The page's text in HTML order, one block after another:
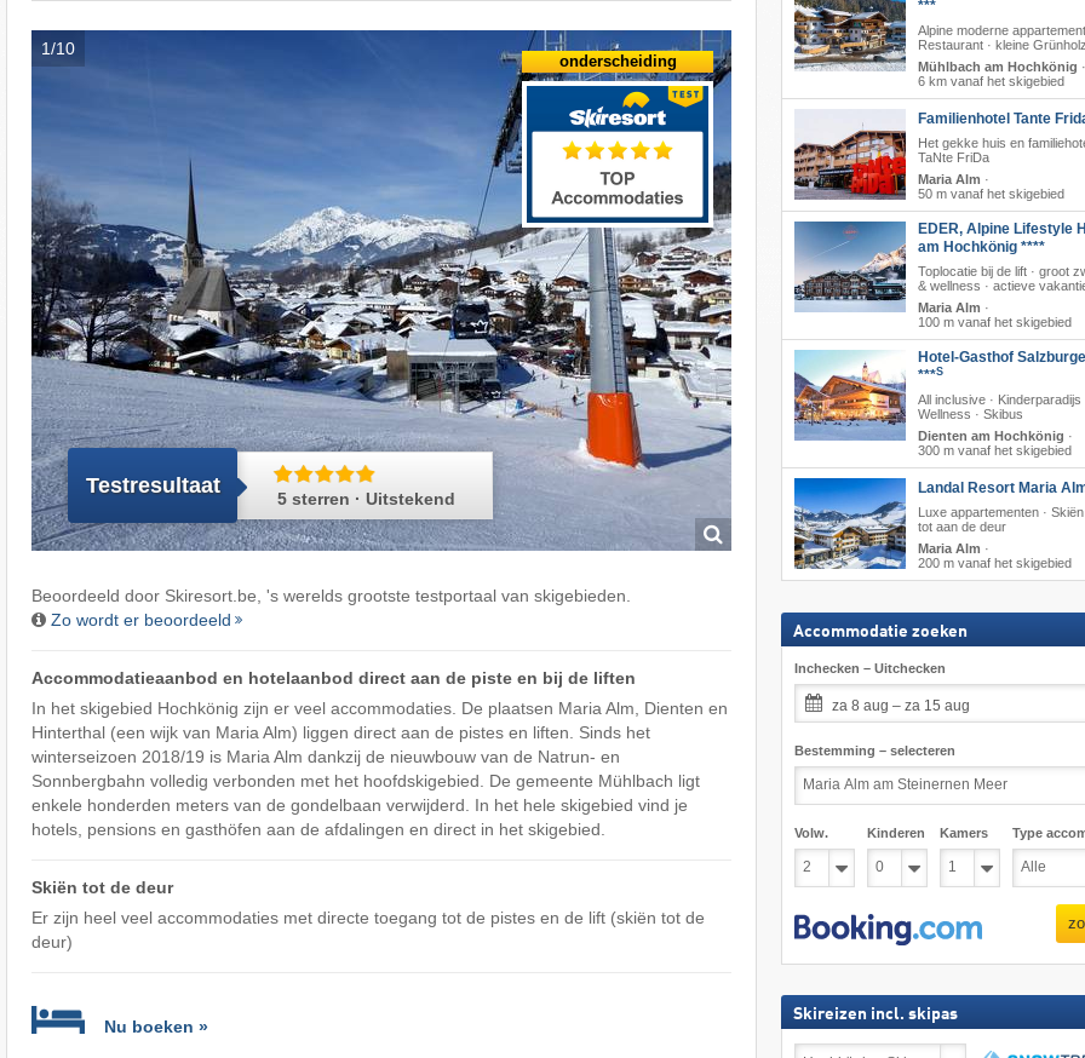
1/10
Testresultaat
5 sterren · Uitstekend
onderscheiding
Beoordeeld door Skiresort.be, 's werelds grootste testportaal van skigebieden.
Zo wordt er beoordeeld
Accommodatieaanbod en hotelaanbod direct aan de piste en bij de liften
In het skigebied Hochkönig zijn er veel accommodaties. De plaatsen Maria Alm, Dienten en
Hinterthal (een wijk van Maria Alm) liggen direct aan de pistes en liften. Sinds het
winterseizoen 2018/19 is Maria Alm dankzij de nieuwbouw van de Natrun- en
Sonnbergbahn volledig verbonden met het hoofdskigebied. De gemeente Mühlbach ligt
enkele honderden meters van de gondelbaan verwijderd. In het hele skigebied vind je
hotels, pensions en gasthöfen aan de afdalingen en direct in het skigebied.
Skiën tot de deur
Er zijn heel veel accommodaties met directe toegang tot de pistes en de lift (skiën tot de
deur)
Nu boeken »
***
Alpine moderne
Restaurant · kleine
Mühlbach am Hochkönig ·
6 km vanaf het skigebied
Familienhotel Tante
Het gekke huis en
TaNte FriDa
Maria Alm ·
50 m vanaf het skigebied
EDER, Alpine Lifestyle
am Hochkönig ****
Toplocatie bij de lift · groot
& wellness · actieve
Maria Alm ·
100 m vanaf het skigebied
Hotel-Gasthof
***S
All inclusive · Kinderparadijs
Wellness · Skibus
Dienten am Hochkönig ·
300 m vanaf het skigebied
Landal Resort Maria
Luxe appartementen ·
tot aan de deur
Maria Alm ·
200 m vanaf het skigebied
Accommodatie zoeken
Inchecken – Uitchecken
za 8 aug – za 15 aug
Bestemming – selecteren
Volw. Kinderen Kamers Type
Skireizen incl. skipas